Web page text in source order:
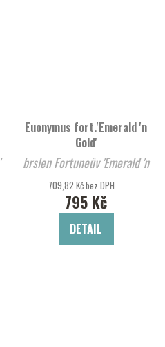
Euonymus fort.'Emerald 'n
Gold'
brslen Fortuneův 'Emerald 'n
Gold'
709,82 Kč bez DPH
795 Kč
DETAIL